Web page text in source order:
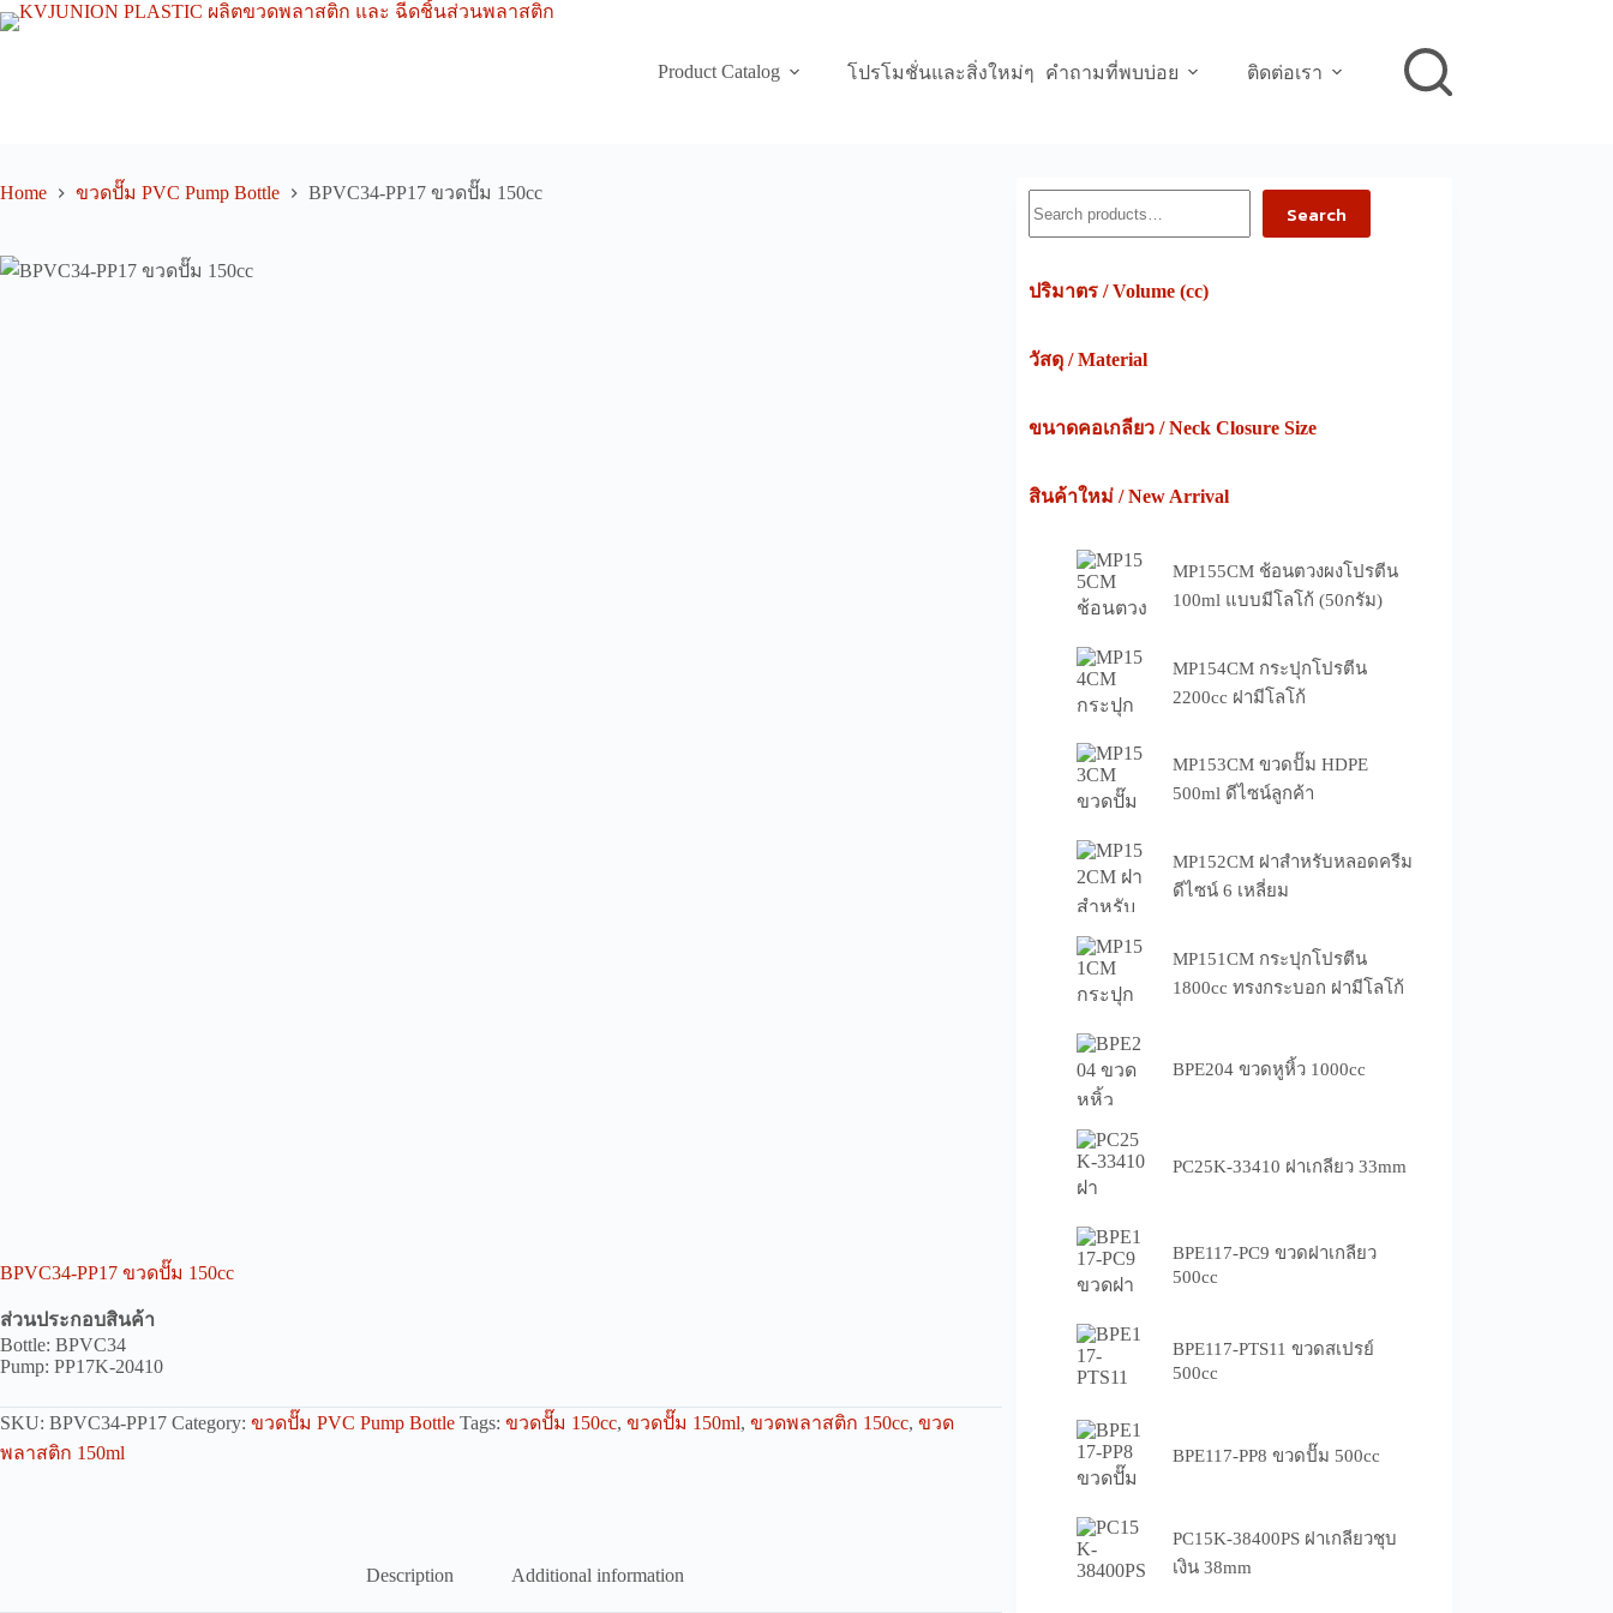
Skip
to
Product Catalog
โปรโมชั่นและสิ่งใหม่ๆ คำถามที่พบบ่อย ติดต่อเรา
Home ขวดปั๊ม PVC Pump Bottle BPVC34-PP17 ขวดปั๊ม 150cc
BPVC34-PP17 ขวดปั๊ม 150cc
ส่วนประกอบสินค้า
Bottle: BPVC34
Pump: PP17K-20410
SKU: BPVC34-PP17 Category: ขวดปั๊ม PVC Pump Bottle Tags: ขวดปั๊ม 150cc, ขวดปั๊ม 150ml, ขวดพลาสติก 150cc, ขวด
พลาสติก 150ml
Description Additional information
Search
ปริมาตร / Volume (cc)
วัสดุ / Material
ขนาดคอเกลียว / Neck Closure Size
สินค้าใหม่ / New Arrival
MP155CM ช้อนตวงผงโปรตีน
100ml แบบมีโลโก้ (50กรัม)
MP154CM กระปุกโปรตีน
2200cc ฝามีโลโก้
MP153CM ขวดปั๊ม HDPE
500ml ดีไซน์ลูกค้า
MP152CM ฝาสำหรับหลอดครีม
ดีไซน์ 6 เหลี่ยม
MP151CM กระปุกโปรตีน
1800cc ทรงกระบอก ฝามีโลโก้
BPE204 ขวดหูหิ้ว 1000cc
PC25K-33410 ฝาเกลียว 33mm
BPE117-PC9 ขวดฝาเกลียว
500cc
BPE117-PTS11 ขวดสเปรย์
500cc
BPE117-PP8 ขวดปั๊ม 500cc
PC15K-38400PS ฝาเกลียวชุบ
เงิน 38mm